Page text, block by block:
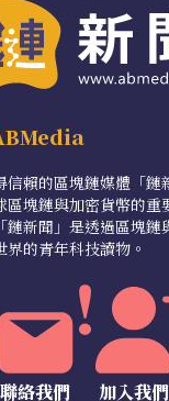
信賴的區塊鏈媒體「鏈
區塊鏈與加密貨幣的重
鏈新聞」是透過區塊鏈
界的青年科技讀物。
聯絡我們 加入我們